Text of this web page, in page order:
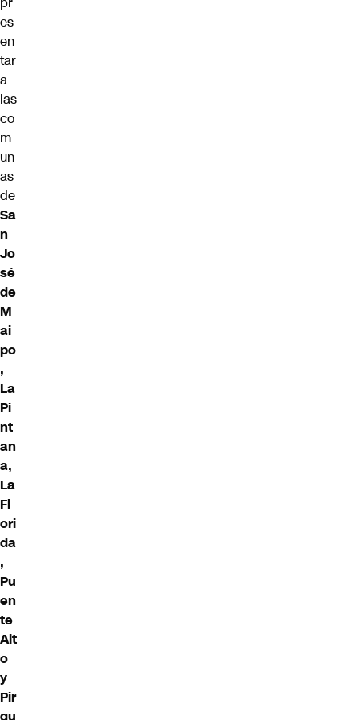
es
en
tar
a
las
co
m
un
as
de
Sa
n
Jo
sé
de
M
ai
po
,
La
Pi
nt
an
a,
La
Fl
ori
da
,
Pu
en
te
Alt
o
y
Pir
qu